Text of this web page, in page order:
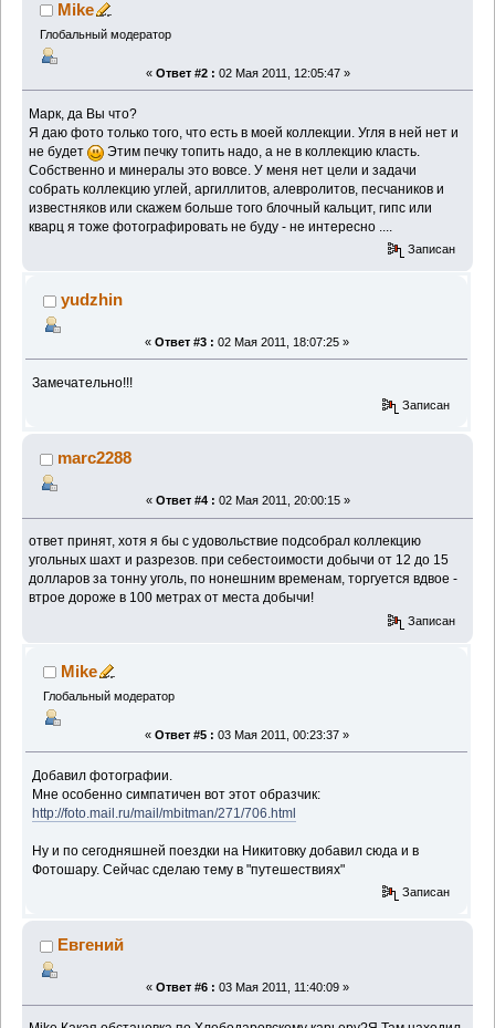
Mike
Глобальный модератор
« Ответ #2 : 02 Мая 2011, 12:05:47 »
Марк, да Вы что?
Я даю фото только того, что есть в моей коллекции. Угля в ней нет и
не будет
Этим печку топить надо, а не в коллекцию класть.
Собственно и минералы это вовсе. У меня нет цели и задачи
собрать коллекцию углей, аргиллитов, алевролитов, песчаников и
известняков или скажем больше того блочный кальцит, гипс или
кварц я тоже фотографировать не буду - не интересно ....
Записан
yudzhin
« Ответ #3 : 02 Мая 2011, 18:07:25 »
Замечательно!!!
Записан
marc2288
« Ответ #4 : 02 Мая 2011, 20:00:15 »
ответ принят, хотя я бы с удовольствие подсобрал коллекцию
угольных шахт и разрезов. при себестоимости добычи от 12 до 15
долларов за тонну уголь, по нонешним временам, торгуется вдвое -
втрое дороже в 100 метрах от места добычи!
Записан
Mike
Глобальный модератор
« Ответ #5 : 03 Мая 2011, 00:23:37 »
Добавил фотографии.
Мне особенно симпатичен вот этот образчик:
http://foto.mail.ru/mail/mbitman/271/706.html
Ну и по сегодняшней поездки на Никитовку добавил сюда и в
Фотошару. Сейчас сделаю тему в "путешествиях"
Записан
Евгений
« Ответ #6 : 03 Мая 2011, 11:40:09 »